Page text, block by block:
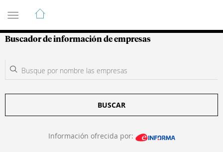
Guía de Empresas Colombianas
Buscador de información de empresas
BUSCAR
Información ofrecida por: